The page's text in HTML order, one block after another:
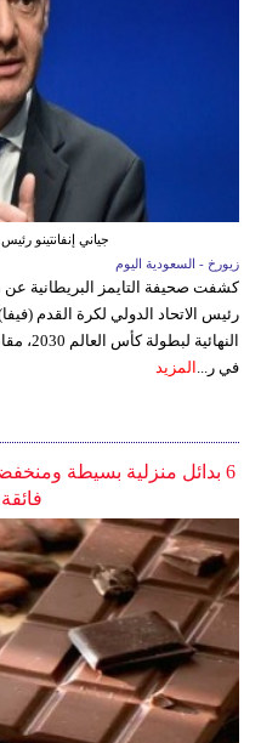
جياني إنفانتينو
زيورخ - السعودية اليوم
كشفت صحيفة التايمز البريطانية عن
رئيس الاتحاد الدولي لكرة القدم
في ر...
المزيد
6 بدائل منزلية بسيطة